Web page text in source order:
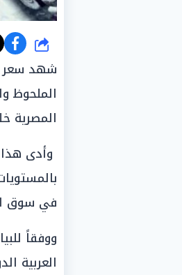
شارك
شهد سعر
الملحوظ
المصرية خلال
وأدى هذا
في سوق
ووفقاً
العربية